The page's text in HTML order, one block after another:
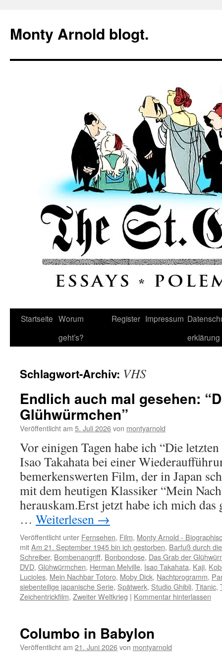
springen
Monty Arnold blogt.
Startseite Worum
geht’s?
Register Impressum
erklärung
Schlagwort-Archiv: VHS
Endlich auch mal gesehen:
Glühwürmchen”
Veröffentlicht am 5. Juli 2026von montyarnold
Vor einigen Tagen habe ich “Die
Isao Takahata bei einer
bemerkenswerten Film, der in Japan
mit dem heutigen Klassiker “Mein
herauskam.Erst jetzt habe ich mich
… Weiterlesen →
Veröffentlicht unter Fernsehen, Film, Monty Arnold -
mitAm 21. September 1945 bin ich gestorben, Barfuß durch
Schreiber, Bombenangriff, Bonbondose, Das Grab der
DVD, Glühwürmchen, Herman Melville, Isao Takahata, Kaji,
Lucioles, Mein Nachbar Totoro, Moby Dick, Nachtprogramm,
siebenteilige japanische Serie, Spätwerk, Studio Ghibli, Titanic,
Zeichentrickfilm, Zweiter Weltkrieg | Kommentar hinterlassen
Columbo in Babylon
Veröffentlicht am 21. Juni 2026von montyarnold